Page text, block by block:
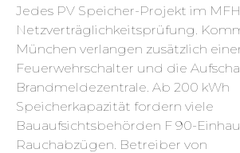
Jedes PV Speicher-Projekt im
Netzverträglichkeitsprüfung.
München verlangen zusätzlich
Feuerwehrschalter und die
Brandmeldezentrale. Ab 200 kWh
Speicherkapazität fordern viele
Bauaufsichtsbehörden F 90-
Rauchabzügen. Betreiber von